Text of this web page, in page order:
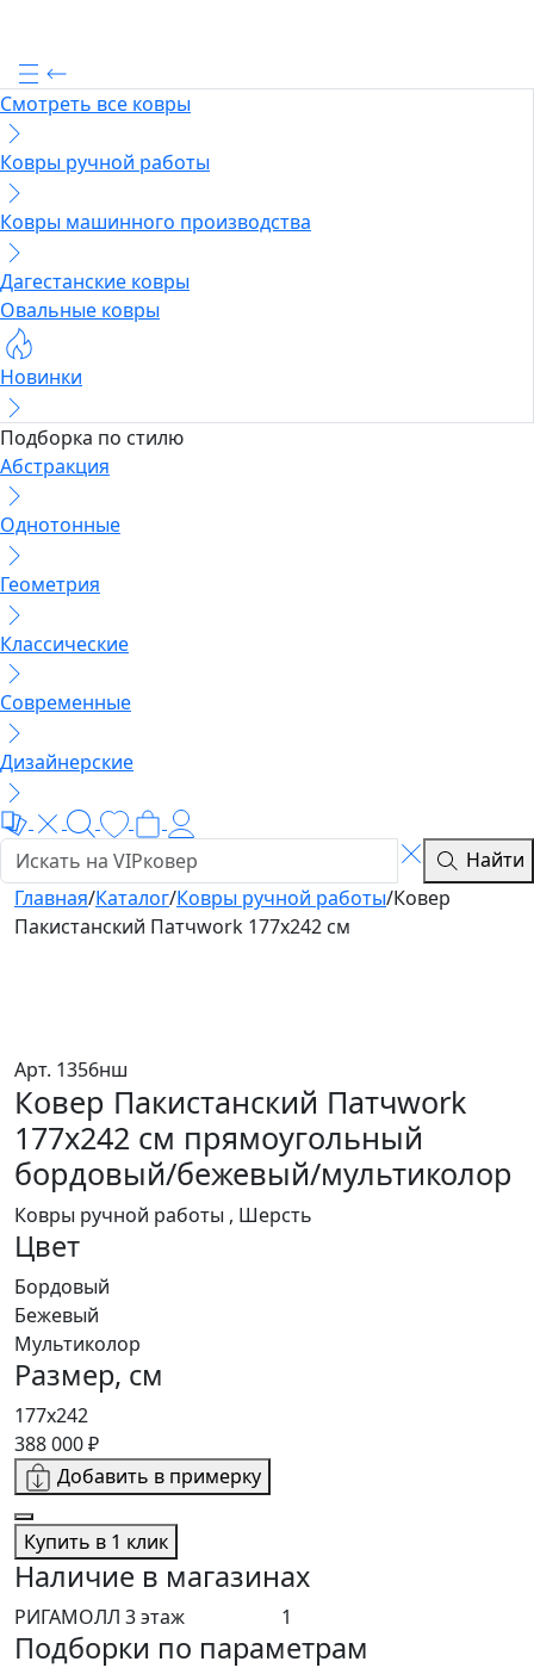
Смотреть все ковры
Ковры ручной работы
Ковры машинного производства
Дагестанские ковры
Овальные ковры
Новинки
Подборка по стилю
Абстракция
Однотонные
Геометрия
Классические
Современные
Дизайнерские
Найти
Главная/Каталог/Ковры ручной работы/Ковер
Пакистанский Патчwork 177x242 см
Арт. 1356нш
Ковер Пакистанский Патчwork
177x242 см прямоугольный
бордовый/бежевый/мультиколор
Ковры ручной работы , Шерсть
Цвет
Бордовый
Бежевый
Мультиколор
Размер, см
177x242
388 000 ₽
Добавить в примерку
Купить в 1 клик
Наличие в магазинах
РИГАМОЛЛ 3 этаж 1
Подборки по параметрам